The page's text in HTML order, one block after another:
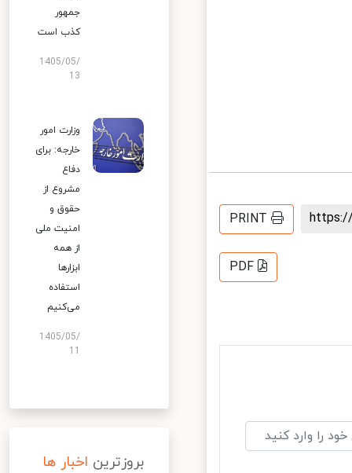
PRINT
PDF
جمهور
کذب است
1405/05/
13
وزارت امور
خارجه: برای
دفاع
مشروع از
حقوق و
امنیت ملی
از همه
ابزارها
استفاده
می‌کنیم
1405/05/
بروزترین اخبار ها